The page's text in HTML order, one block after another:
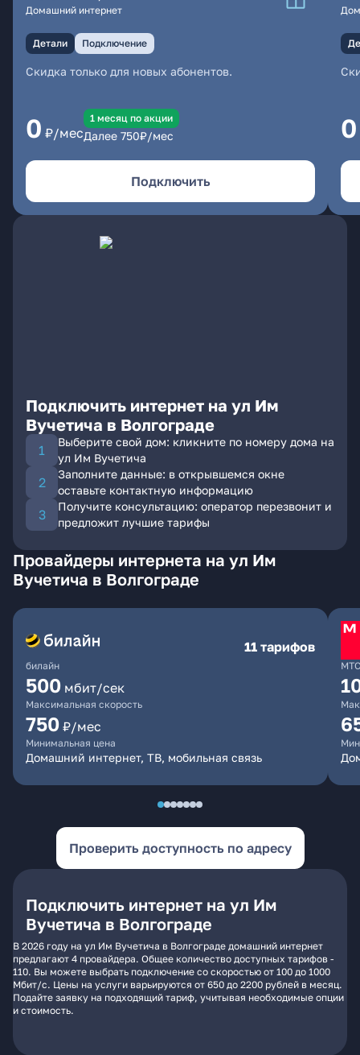
Домашний интернет
Детали Подключение
Скидка только для новых абонентов.
0 ₽/мес
1 месяц по акции
Далее 750₽/мес
Подключить
0
Подключить интернет на ул Им
Вучетича в Волгограде
Выберите свой дом: кликните по номеру дома на
ул Им Вучетича
Заполните данные: в открывшемся окне
оставьте контактную информацию
Получите консультацию: оператор перезвонит и
предложит лучшие тарифы
Провайдеры интернета на ул Им
Вучетича в Волгограде
билайн
11 тарифов
500 мбит/сек
Максимальная скорость
750 ₽/мес
Минимальная цена
Домашний интернет, ТВ, мобильная связь
МТС
Проверить доступность по адресу
Подключить интернет на ул Им
Вучетича в Волгограде
В 2026 году на ул Им Вучетича в Волгограде домашний интернет
предлагают 4 провайдера. Общее количество доступных тарифов -
110. Вы можете выбрать подключение со скоростью от 100 до 1000
Мбит/с. Цены на услуги варьируются от 650 до 2200 рублей в месяц.
Подайте заявку на подходящий тариф, учитывая необходимые опции
и стоимость.